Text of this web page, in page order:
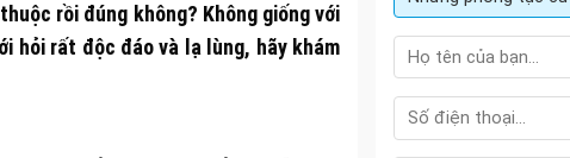
rồi đúng không? Không giống với
hỏi rất độc đáo và lạ lùng, hãy khám